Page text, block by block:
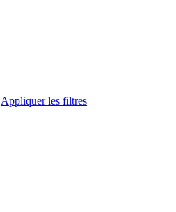
Appliquer les filtres